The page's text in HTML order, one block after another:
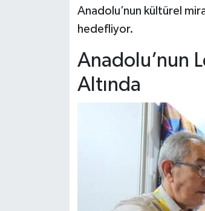
Anadolu’nun kültürel
hedefliyor.
Anadolu’nun
Altında
Teknoloji Haberleri
Dünya Haberleri